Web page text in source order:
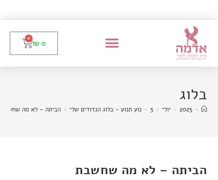
₪ 0
0
בלוג
>
2025
> יולי >
5
> נוע תנוע - בלוג הנדודים שלי > הביתה – לא מה שחשבת
הביתה – לא מה שחשבת